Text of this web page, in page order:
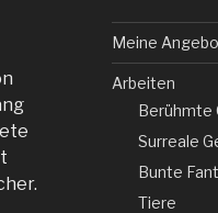
Meine
Arbeiten
Berühmte
Surreale
Bunte
Tiere